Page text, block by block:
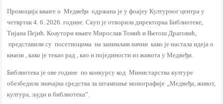
Промоција књиге о Медвеђи одржана је у фоајеу Културног центра у
четвртак 4. 6. 2026. године. Скуп је отворила директорка Библиотеке,
Тијана Пејић. Коаутори књиге Мирослав Томић и Његош Драговић,
представили су посетиоцима на занимљив начин како је настала идеја о
књизи , како је текао рад , као и појединости из живота у Медвеђи.
Библиотека је ове годинепо конкурсу код Министарства културе
обезбедила значајна средства за штампање монографије „Медвеђа, живот,
култура, људи и библиотека”.